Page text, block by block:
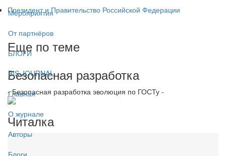
Мероприятия
От партнёров
БЛОГИ
BIS JOURNAL
Главная
О журнале
Авторы
Блоги
Президент и Правительство Российской Федерации
Еще по теме
Безопасная разработка
- Безопасная разработка эволюция по ГОСТу -
Читалка